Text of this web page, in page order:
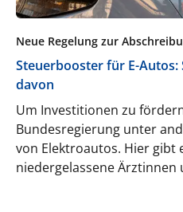
Neue Regelung zur
Steuerbooster für E-
davon
Um Investitionen zu
Bundesregierung unter
von Elektroautos. Hier gibt
niedergelassene Ärztinnen